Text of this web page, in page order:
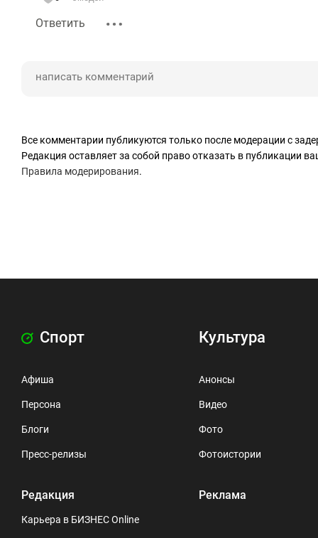
Ответить
Все комментарии публикуются только после модерации с
Редакция оставляет за собой право отказать в публикации
Правила модерирования.
Спорт
Афиша
Персона
Блоги
Пресс-релизы
Редакция
Карьера в БИЗНЕС Online
Культура
Анонсы
Видео
Фото
Фотоистории
Реклама